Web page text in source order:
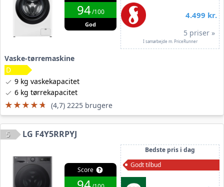
94/100
God
4.499 kr.
5 priser »
I samarbejde m. PriceRunner
Vaske-tørremaskine
9 kg vaskekapacitet
6 kg tørrekapacitet
★★★★★
★★★★★ (4,7) 2225 brugere
5 LG F4Y5RRPYJ
Score
Bedste pris i dag
Godt tilbud